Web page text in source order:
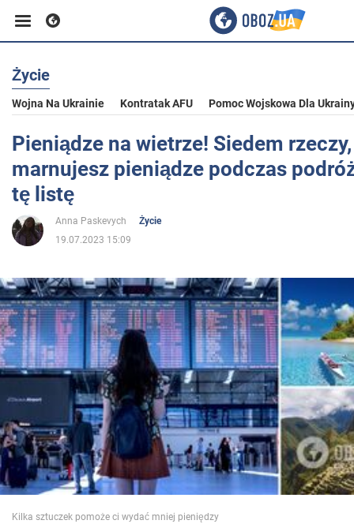
Biznes
Sport
Rozrywka
Życie
Polityka
Społeczeństwo
Wojna na Ukrainie
Świat
Jedzenie
Życie
Wojna Na Ukrainie Kontratak AFU Pomoc Wojskowa Dla
Pieniądze na wietrze! Siedem
marnujesz pieniądze podczas
tę listę
Anna Paskevych
Życie
19.07.2023 15:09
Kilka sztuczek pomoże ci wydać mniej pieniędzy